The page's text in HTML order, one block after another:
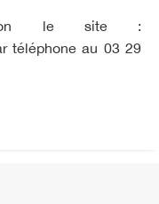
le site :
téléphone au 03 29